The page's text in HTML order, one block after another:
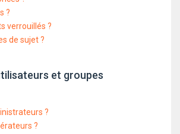
?
verrouillés ?
de sujet ?
et groupes
?
?